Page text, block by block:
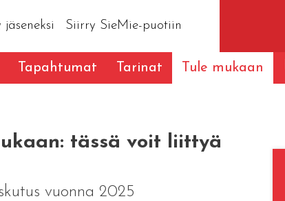
jäseneksi Siirry SieMie-puotiin
Tapahtumat Tarinat Tule mukaan
tässä voit liittyä
vuonna 2025